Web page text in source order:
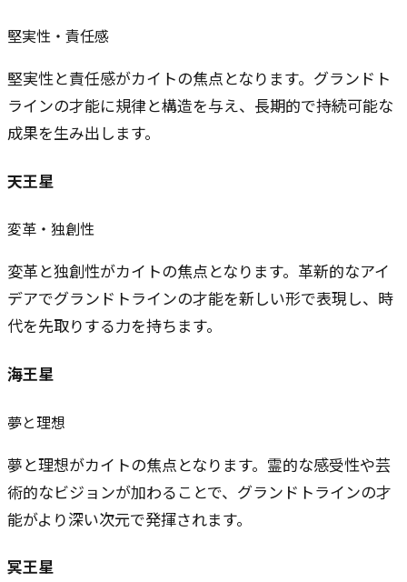
堅実性・責任感
堅実性と責任感がカイトの焦点となります。グランドト
ラインの才能に規律と構造を与え、長期的で持続可能な
成果を生み出します。
天王星
変革・独創性
変革と独創性がカイトの焦点となります。革新的なアイ
デアでグランドトラインの才能を新しい形で表現し、時
代を先取りする力を持ちます。
海王星
夢と理想
夢と理想がカイトの焦点となります。霊的な感受性や芸
術的なビジョンが加わることで、グランドトラインの才
能がより深い次元で発揮されます。
冥王星